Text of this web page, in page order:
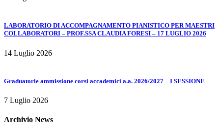
LABORATORIO DI ACCOMPAGNAMENTO PIANISTICO PER MAESTRI
COLLABORATORI – PROF.SSA CLAUDIA FORESI – 17 LUGLIO 2026
14 Luglio 2026
Graduatorie ammissione corsi accademici a.a. 2026/2027 – I SESSIONE
7 Luglio 2026
Archivio News